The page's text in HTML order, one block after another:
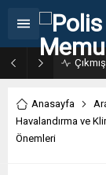
Anasayfa
Havalandırma ve
Önemleri